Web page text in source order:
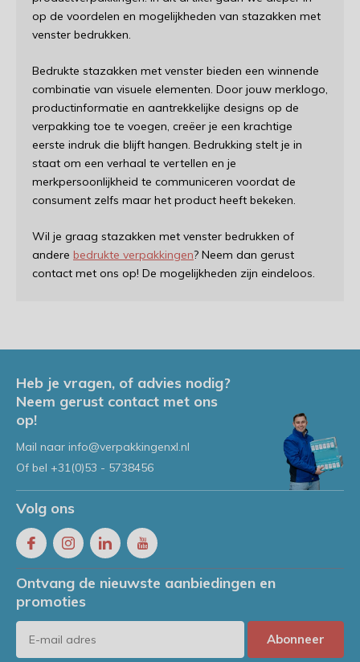
op de voordelen en mogelijkheden van stazakken met
venster bedrukken.
Bedrukte stazakken met venster bieden een winnende
combinatie van visuele elementen. Door jouw merklogo,
productinformatie en aantrekkelijke designs op de
verpakking toe te voegen, creëer je een krachtige
eerste indruk die blijft hangen. Bedrukking stelt je in
staat om een verhaal te vertellen en je
merkpersoonlijkheid te communiceren voordat de
consument zelfs maar het product heeft bekeken.
Wil je graag stazakken met venster bedrukken of
andere bedrukte verpakkingen? Neem dan gerust
contact met ons op! De mogelijkheden zijn eindeloos.
Heb je vragen, of advies nodig?
Neem gerust contact met ons
op!
Mail naar info@verpakkingenxl.nl
Of bel +31(0)53 - 5738456
Volg ons
Ontvang de nieuwste aanbiedingen en
promoties
Abonneer